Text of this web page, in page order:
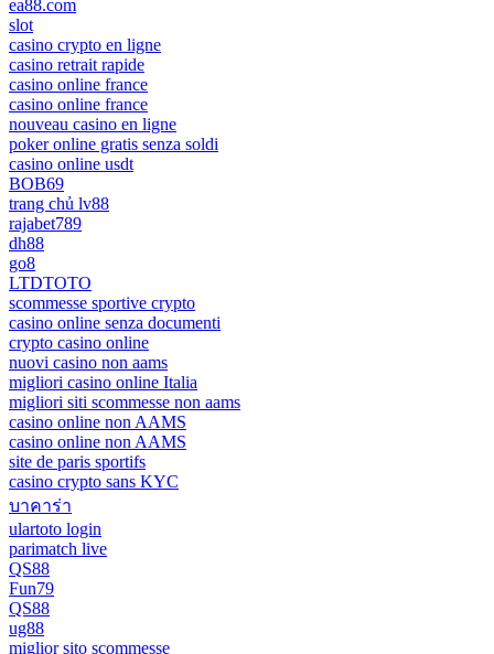
ea88.com
slot
casino crypto en ligne
casino retrait rapide
casino online france
casino online france
nouveau casino en ligne
poker online gratis senza soldi
casino online usdt
BOB69
trang chủ lv88
rajabet789
dh88
go8
LTDTOTO
scommesse sportive crypto
casino online senza documenti
crypto casino online
nuovi casino non aams
migliori casino online Italia
migliori siti scommesse non aams
casino online non AAMS
casino online non AAMS
site de paris sportifs
casino crypto sans KYC
บาคาร่า
ulartoto login
parimatch live
QS88
Fun79
QS88
ug88
miglior sito scommesse